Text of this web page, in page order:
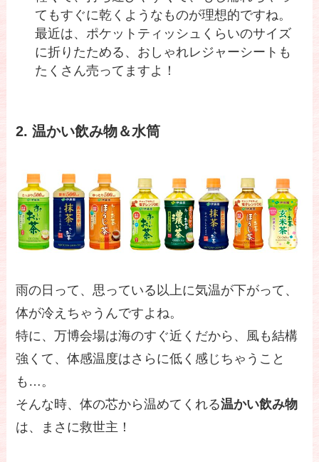
てもすぐに乾くようなものが理想的ですね。
最近は、ポケットティッシュくらいのサイズ
に折りたためる、おしゃれレジャーシートも
たくさん売ってますよ！
2. 温かい飲み物＆水筒
雨の日って、思っている以上に気温が下がって、
体が冷えちゃうんですよね。
特に、万博会場は海のすぐ近くだから、風も結構
強くて、体感温度はさらに低く感じちゃうこと
も…。
そんな時、体の芯から温めてくれる温かい飲み物
は、まさに救世主！